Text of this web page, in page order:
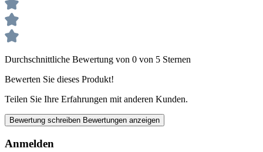
Durchschnittliche Bewertung von 0 von 5 Sternen
Bewerten Sie dieses Produkt!
Teilen Sie Ihre Erfahrungen mit anderen Kunden.
Bewertung schreiben Bewertungen anzeigen
Anmelden